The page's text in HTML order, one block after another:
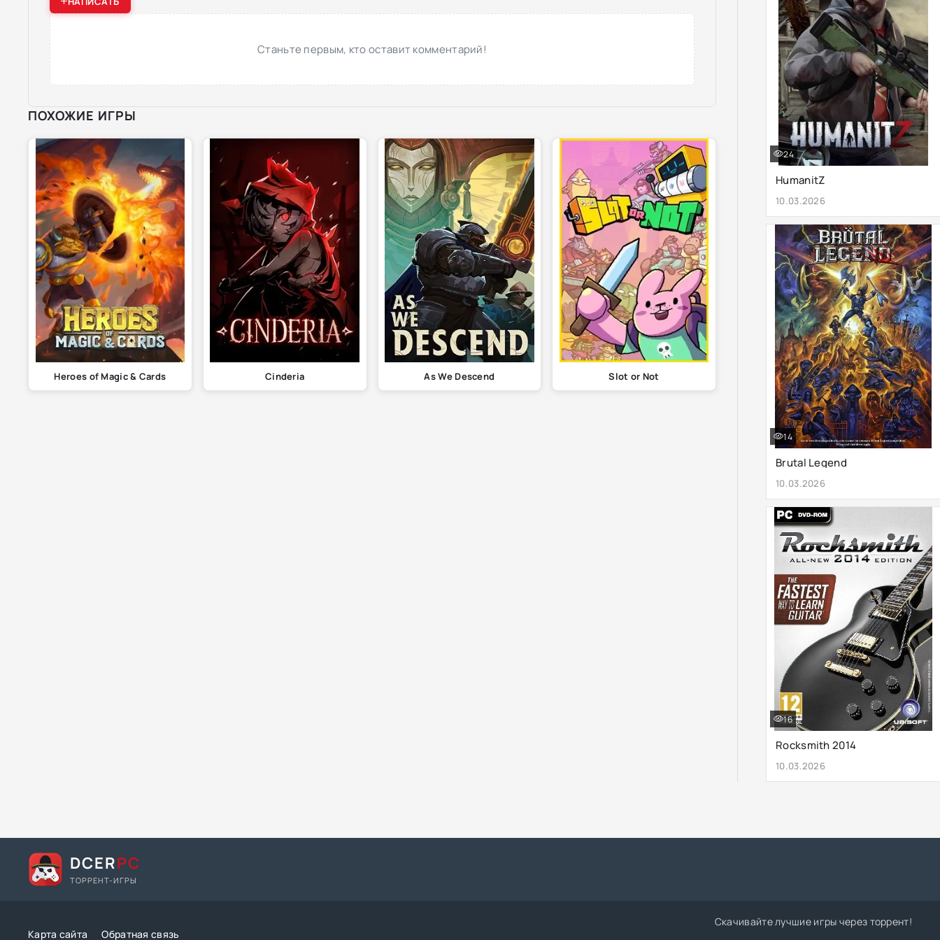
Станьте первым, кто оставит комментарий!
ПОХОЖИЕ ИГРЫ
Heroes of Magic & Cards Cinderia As We Descend Slot or Not
HumanitZ
10.03.2026
24
Brutal Legend
10.03.2026
14
Rocksmith 2014
10.03.2026
16
DCERPC
ТОРРЕНТ-ИГРЫ
Карта сайта Обратная связь
Скачивайте лучшие игры через торрент!